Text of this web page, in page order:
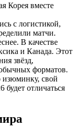
Корея вместе
с логистикой,
матчи.
В качестве
и Канада. Этот
звёзд,
форматов.
изюминку, свой
будет отличаться